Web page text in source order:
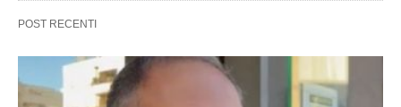
POST RECENTI